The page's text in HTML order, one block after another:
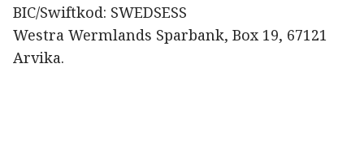
BIC/Swiftkod: SWEDSESS
Westra Wermlands Sparbank, Box 19, 67121
Arvika.